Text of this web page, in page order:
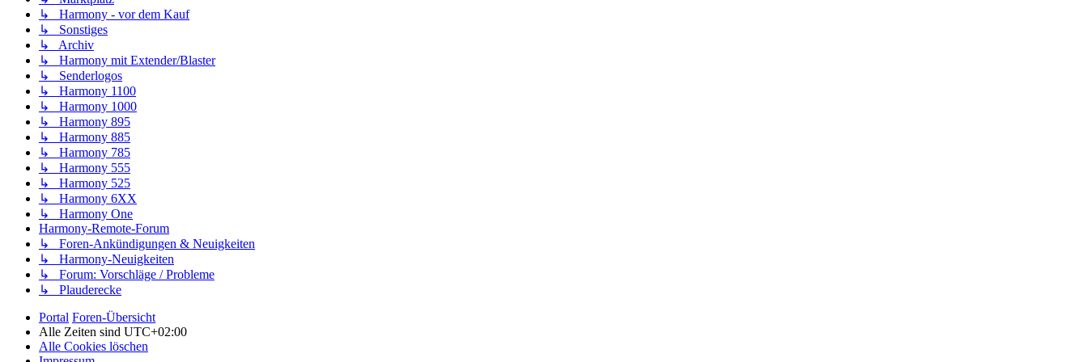
↳ Harmony - vor dem Kauf
↳ Sonstiges
↳ Archiv
↳ Harmony mit Extender/Blaster
↳ Senderlogos
↳ Harmony 1100
↳ Harmony 1000
↳ Harmony 895
↳ Harmony 885
↳ Harmony 785
↳ Harmony 555
↳ Harmony 525
↳ Harmony 6XX
↳ Harmony One
Harmony-Remote-Forum
↳ Foren-Ankündigungen & Neuigkeiten
↳ Harmony-Neuigkeiten
↳ Forum: Vorschläge / Probleme
↳ Plauderecke
Portal Foren-Übersicht
Alle Zeiten sind UTC+02:00
Alle Cookies löschen